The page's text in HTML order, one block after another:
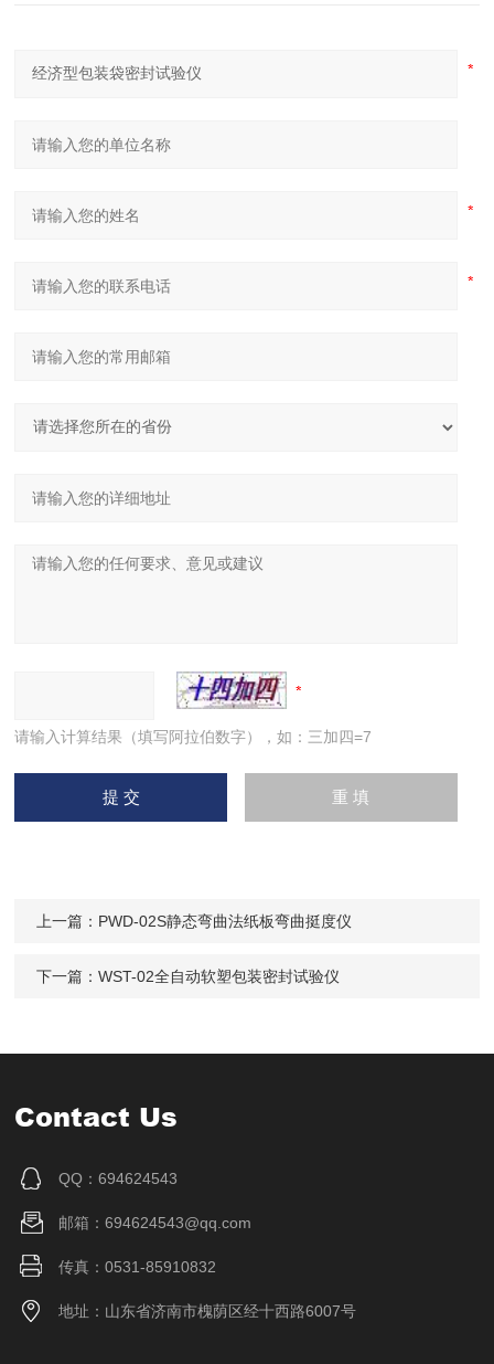
请输入计算结果（填写阿拉伯数字），如：三加四=7
上一篇： PWD-02S静态弯曲法纸板弯曲挺度仪
下一篇：WST-02全自动软塑包装密封试验仪
Contact Us
QQ：694624543
邮箱：694624543@qq.com
传真：0531-85910832
地址：山东省济南市槐荫区经十西路6007号